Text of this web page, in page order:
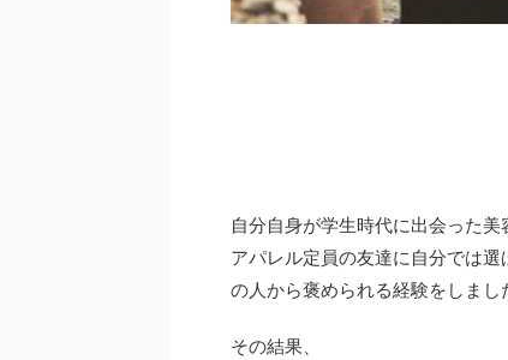
自分自身が学生時代に出会った
アパレル定員の友達に自分では
の人から褒められる経験をしまし
その結果、